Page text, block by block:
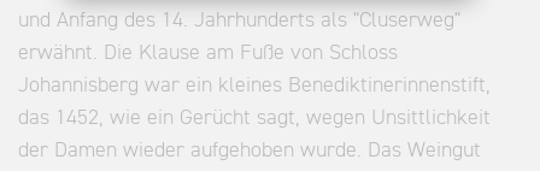
und Anfang des 14. Jahrhunderts als "Cluserweg"
erwähnt. Die Klause am Fuße von Schloss
Johannisberg war ein kleines Benediktinerinnenstift,
das 1452, wie ein Gerücht sagt, wegen Unsittlichkeit
der Damen wieder aufgehoben wurde. Das Weingut